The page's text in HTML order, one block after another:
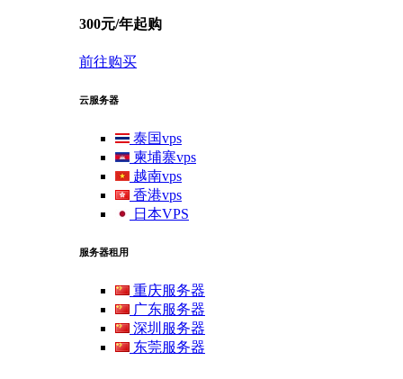
300元/年起购
前往购买
云服务器
泰国vps
柬埔寨vps
越南vps
香港vps
日本VPS
服务器租用
重庆服务器
广东服务器
深圳服务器
东莞服务器